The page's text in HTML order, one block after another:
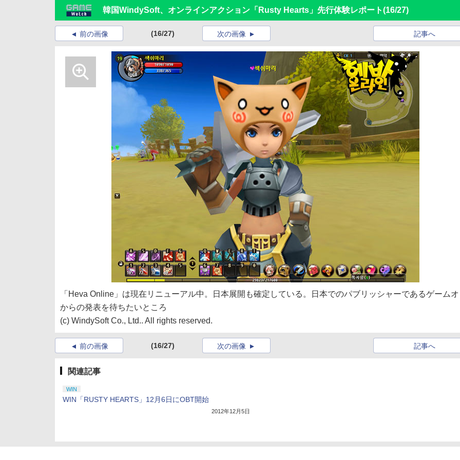
韓国WindySoft、オンラインアクション「Rusty Hearts」先行体験レポート(16/27)
前の画像 (16/27) 記事へ
次の画像
「Heva Online」は現在リニューアル中。日本展開も確定している。日本でのパブリッシャーであるゲーム
からの発表を待ちたいところ
(c) WindySoft Co., Ltd.. All rights reserved.
前の画像 (16/27) 記事へ
次の画像
関連記事
WIN
WIN「RUSTY HEARTS」12月6日にOBT開始
2012年12月5日